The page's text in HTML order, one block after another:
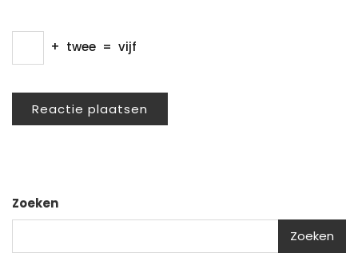
+ twee = vijf
Zoeken
Zoeken